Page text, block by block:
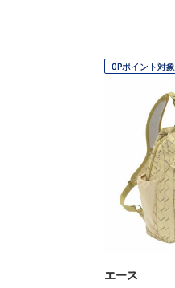
OPポイント対象
エース